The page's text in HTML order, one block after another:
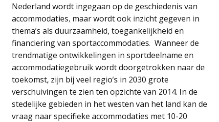
Nederland wordt ingegaan op de geschiedenis van
accommodaties, maar wordt ook inzicht gegeven in
thema’s als duurzaamheid, toegankelijkheid en
financiering van sportaccommodaties. Wanneer de
trendmatige ontwikkelingen in sportdeelname en
accommodatiegebruik wordt doorgetrokken naar de
toekomst, zijn bij veel regio’s in 2030 grote
verschuivingen te zien ten opzichte van 2014. In de
stedelijke gebieden in het westen van het land kan de
vraag naar specifieke accommodaties met 10-20